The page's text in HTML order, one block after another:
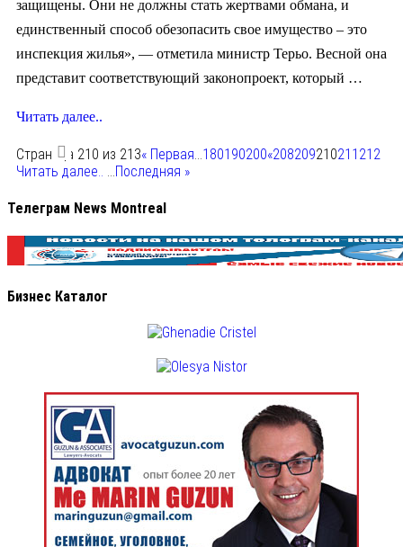
защищены. Они не должны стать жертвами обмана, и
единственный способ обезопасить свое имущество – это
инспекция жилья», — отметила министр Терьо. Весной она
представит соответствующий законопроект, который …
Читать далее..
Страница 210 из 213« Первая...180190200«208209210211 212
Читать далее.. ...Последняя »
Телеграм News Montreal
Бизнес Каталог